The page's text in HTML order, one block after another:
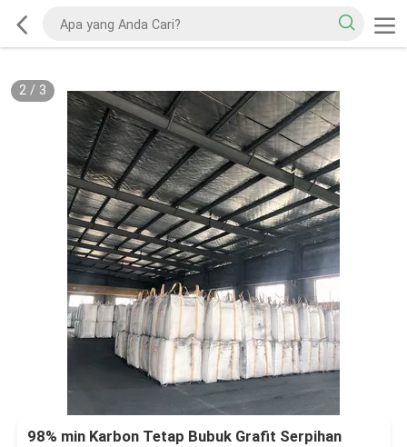
2/ 3
98% min Karbon Tetap Bubuk Grafit Serpihan